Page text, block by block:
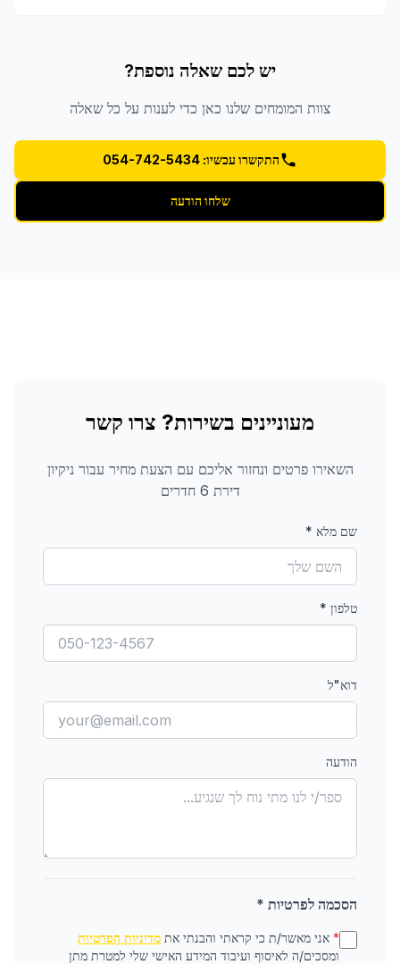
יש לכם שאלה נוספת?
צוות המומחים שלנו כאן כדי לענות על כל שאלה
התקשרו עכשיו: 054-742-5434
שלחו הודעה
מעוניינים בשירות? צרו קשר
השאירו פרטים ונחזור אליכם עם הצעת מחיר עבור ניקיון
דירת 6 חדרים
שם מלא *
טלפון *
דוא"ל
הודעה
הסכמה לפרטיות *
* אני מאשר/ת כי קראתי והבנתי את מדיניות הפרטיות
ומסכים/ה לאיסוף ועיבוד המידע האישי שלי למטרת מתן